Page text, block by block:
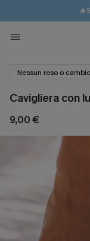
Nessun reso o cambio
Cavigliera con
9,00 €